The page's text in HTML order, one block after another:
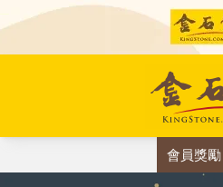
會員獎勵